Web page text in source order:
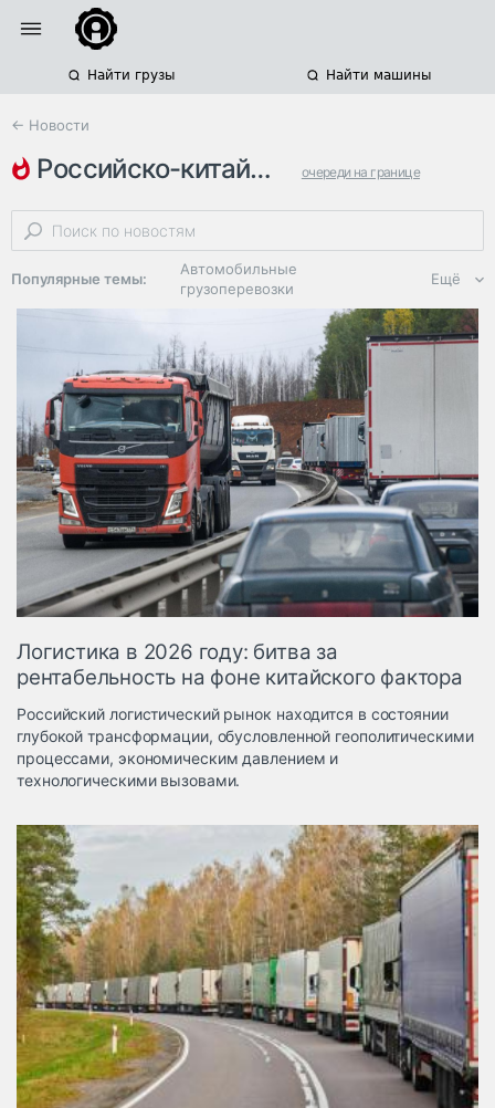
Найти грузы Найти машины
← Новости
российско-китайская граница очереди на границе
пункты пропуска китай
Популярные темы:
Автомобильные
грузоперевозки
логистика
ЭДО, ИТ в
логистике
Дороги,
инфраструктура
Логистика, грузы
Негабаритные и
опасные грузы
Безопасность и
страхование
Таможня и ВЭД
грузовые
терминалы
Коммерческий
транспорт
Автосервис,
запчасти, шины
Топливо, масла и
автохимия
Дзен
Ещё
Логистика в 2026 году: битва за
рентабельность на фоне китайского фактора
Российский логистический рынок находится в состоянии
глубокой трансформации, обусловленной геополитическими
процессами, экономическим давлением и
технологическими вызовами.